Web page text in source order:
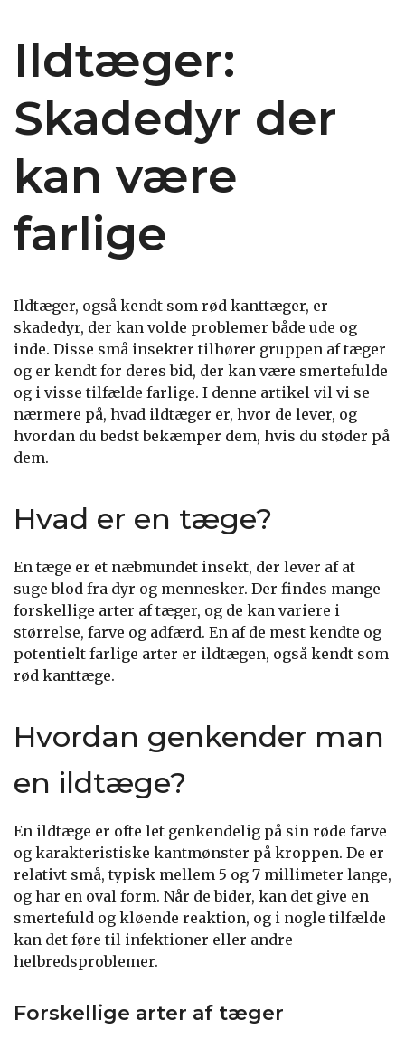
Ildtæger:
Skadedyr der
kan være
farlige
Ildtæger, også kendt som rød kanttæger, er
skadedyr, der kan volde problemer både ude og
inde. Disse små insekter tilhører gruppen af tæger
og er kendt for deres bid, der kan være smertefulde
og i visse tilfælde farlige. I denne artikel vil vi se
nærmere på, hvad ildtæger er, hvor de lever, og
hvordan du bedst bekæmper dem, hvis du støder på
dem.
Hvad er en tæge?
En tæge er et næbmundet insekt, der lever af at
suge blod fra dyr og mennesker. Der findes mange
forskellige arter af tæger, og de kan variere i
størrelse, farve og adfærd. En af de mest kendte og
potentielt farlige arter er ildtægen, også kendt som
rød kanttæge.
Hvordan genkender man
en ildtæge?
En ildtæge er ofte let genkendelig på sin røde farve
og karakteristiske kantmønster på kroppen. De er
relativt små, typisk mellem 5 og 7 millimeter lange,
og har en oval form. Når de bider, kan det give en
smertefuld og kløende reaktion, og i nogle tilfælde
kan det føre til infektioner eller andre
helbredsproblemer.
Forskellige arter af tæger